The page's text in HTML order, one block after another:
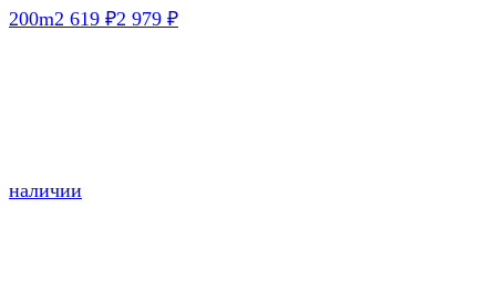
200m2 619 ₽2 979 ₽
наличии